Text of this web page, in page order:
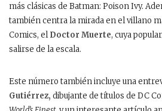
más clásicas de Batman: Poison Ivy.
también centra la mirada en el villano
Comics, elDoctor Muerte, cuya
salirse de la escala.
Este número también incluye una
Gutiérrez, dibujante de títulos de DC